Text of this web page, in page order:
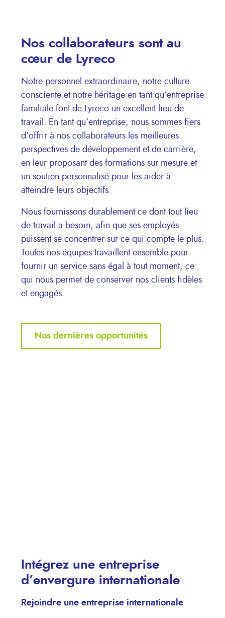
Nos collaborateurs sont au
cœur de Lyreco
Notre personnel extraordinaire, notre culture
consciente et notre héritage en tant qu’entreprise
familiale font de Lyreco un excellent lieu de
travail. En tant qu’entreprise, nous sommes fiers
d’offrir à nos collaborateurs les meilleures
perspectives de développement et de carrière,
en leur proposant des formations sur mesure et
un soutien personnalisé pour les aider à
atteindre leurs objectifs.
Nous fournissons durablement ce dont tout lieu
de travail a besoin, afin que ses employés
puissent se concentrer sur ce qui compte le plus.
Toutes nos équipes travaillent ensemble pour
fournir un service sans égal à tout moment, ce
qui nous permet de conserver nos clients fidèles
et engagés.
Nos dernières opportunités
Intégrez une entreprise
d’envergure internationale
Rejoindre une entreprise internationale